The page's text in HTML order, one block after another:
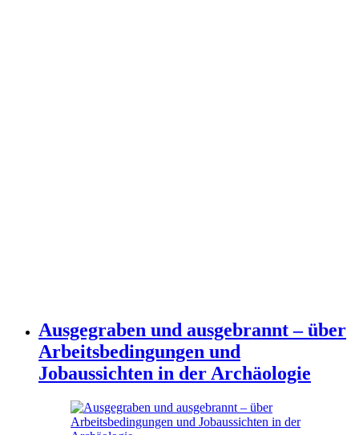
Ausgegraben und ausgebrannt – über
Arbeitsbedingungen und
Jobaussichten in der Archäologie